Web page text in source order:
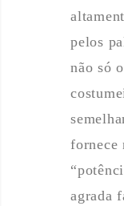
pelos
não só
fornece
agrada